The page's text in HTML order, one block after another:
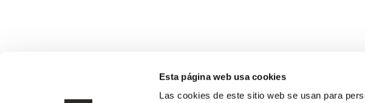
Esta página web usa cookies
Las cookies de este sitio web se usan para